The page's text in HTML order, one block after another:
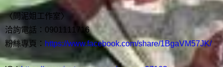
〈問泥姐工作室〉
洽詢電話：0901111716
粉絲專頁： https://www.facebook.com/share/1BgaVM57JK/